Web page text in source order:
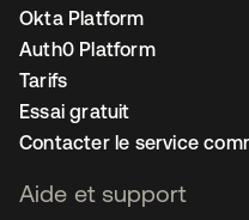
Okta Platform
Auth0 Platform
Tarifs
Essai gratuit
Contacter le service
Aide et support